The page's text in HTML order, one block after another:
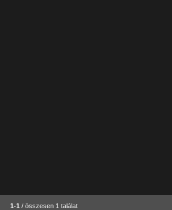
1-1 / összesen 1 találat